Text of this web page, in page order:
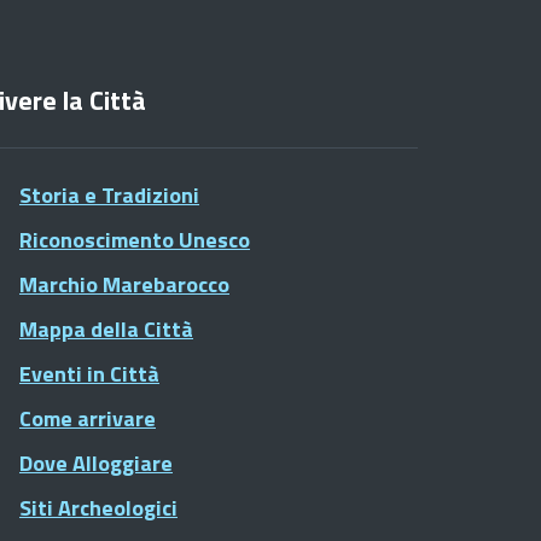
la Città
Storia e Tradizioni
Riconoscimento Unesco
Marchio Marebarocco
Mappa della Città
Eventi in Città
Come arrivare
Dove Alloggiare
Siti Archeologici